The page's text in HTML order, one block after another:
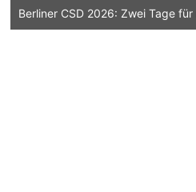
Berliner CSD 2026: Zwei Tage